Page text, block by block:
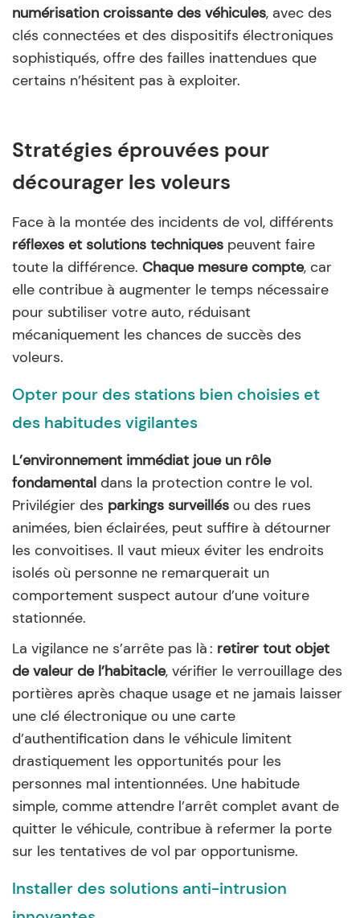
numérisation croissante des véhicules, avec des
clés connectées et des dispositifs électroniques
sophistiqués, offre des failles inattendues que
certains n’hésitent pas à exploiter.
Stratégies éprouvées pour
décourager les voleurs
Face à la montée des incidents de vol, différents
réflexes et solutions techniques peuvent faire
toute la différence. Chaque mesure compte, car
elle contribue à augmenter le temps nécessaire
pour subtiliser votre auto, réduisant
mécaniquement les chances de succès des
voleurs.
Opter pour des stations bien choisies et
des habitudes vigilantes
L’environnement immédiat joue un rôle
fondamental dans la protection contre le vol.
Privilégier des parkings surveillés ou des rues
animées, bien éclairées, peut suffire à détourner
les convoitises. Il vaut mieux éviter les endroits
isolés où personne ne remarquerait un
comportement suspect autour d’une voiture
stationnée.
La vigilance ne s’arrête pas là : retirer tout objet
de valeur de l’habitacle, vérifier le verrouillage des
portières après chaque usage et ne jamais laisser
une clé électronique ou une carte
d’authentification dans le véhicule limitent
drastiquement les opportunités pour les
personnes mal intentionnées. Une habitude
simple, comme attendre l’arrêt complet avant de
quitter le véhicule, contribue à refermer la porte
sur les tentatives de vol par opportunisme.
Installer des solutions anti-intrusion